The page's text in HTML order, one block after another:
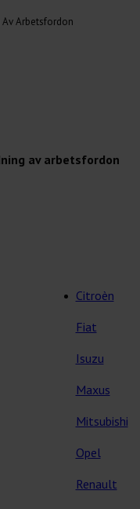
Av Arbetsfordon
av arbetsfordon
Citroèn
Fiat
Isuzu
Maxus
Mitsubishi
Opel
Renault